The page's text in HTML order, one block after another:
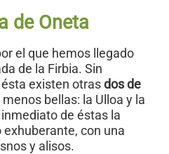
de Oneta
el que hemos llegado
de la Firbia. Sin
existen otrasdos de
bellas: la Ulloa y la
de éstas la
con una
y alisos.